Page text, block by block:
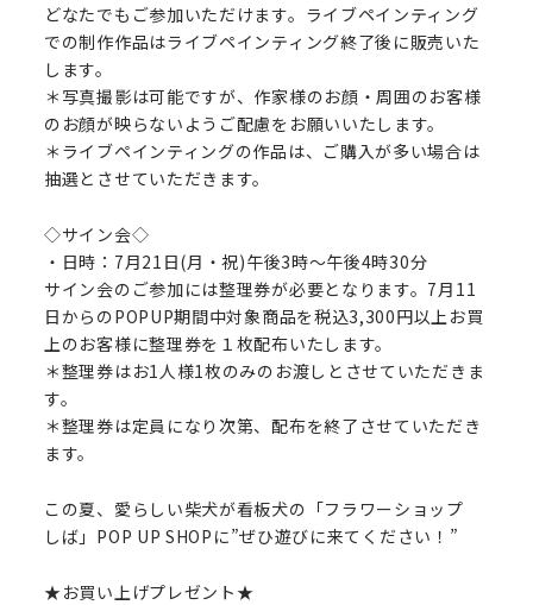
どなたでもご参加いただけます。ライブペインティング
での制作作品はライブペインティング終了後に販売いた
します。
＊写真撮影は可能ですが、作家様のお顔・周囲のお客様
のお顔が映らないようご配慮をお願いいたします。
＊ライブペインティングの作品は、ご購入が多い場合は
抽選とさせていただきます。
◇サイン会◇
・日時：7月21日(月・祝)午後3時～午後4時30分
サイン会のご参加には整理券が必要となります。7月11
日からのPOPUP期間中対象商品を税込3,300円以上お買
上のお客様に整理券を１枚配布いたします。
＊整理券はお1人様1枚のみのお渡しとさせていただきま
す。
＊整理券は定員になり次第、配布を終了させていただき
ます。
この夏、愛らしい柴犬が看板犬の「フラワーショップ
しば」POP UP SHOPに”ぜひ遊びに来てください！”
★お買い上げプレゼント★